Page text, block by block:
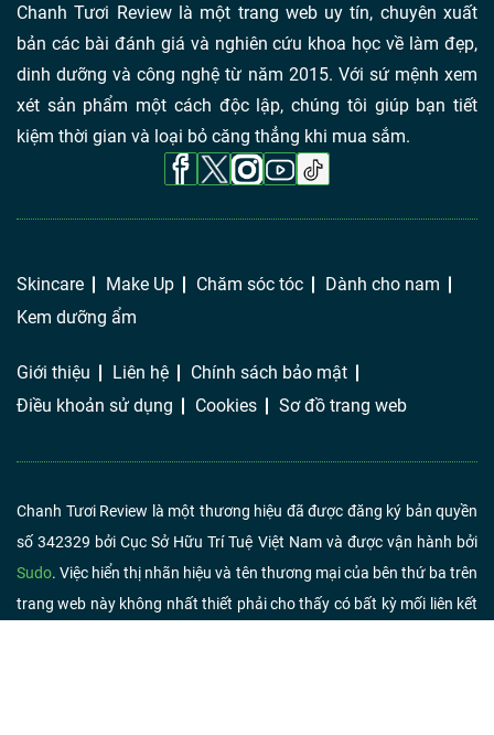
Chanh Tươi Review là một trang web uy tín, chuyên xuất
bản các bài đánh giá và nghiên cứu khoa học về làm đẹp,
dinh dưỡng và công nghệ từ năm 2015. Với sứ mệnh xem
xét sản phẩm một cách độc lập, chúng tôi giúp bạn tiết
kiệm thời gian và loại bỏ căng thẳng khi mua sắm.
Skincare Make Up Chăm sóc tóc
Dành cho nam
Kem dưỡng ẩm
Giới thiệu Liên hệ
Chính sách bảo mật
Điều khoản sử dụng
Cookies Sơ đồ trang web
Chanh Tươi Review là một thương hiệu đã được đăng ký bản quyền
số 342329 bởi Cục Sở Hữu Trí Tuệ Việt Nam và được vận hành bởi
Sudo. Việc hiển thị nhãn hiệu và tên thương mại của bên thứ ba trên
trang web này không nhất thiết phải cho thấy có bất kỳ mối liên kết